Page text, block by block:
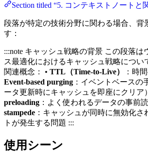
Section titled “5. コンテキストノートと
段落が特定の技術分野に関わる場合、背
す：
:::note キャッシュ戦略の背景 この段落は
ス最適化におけるキャッシュ戦略につい
関連概念： • TTL（Time-to-Live）
：時
Event-based purging ：イベントベースの
ータ更新時にキャッシュを即座にクリア
preloading ：よく使われるデータの事前
stampede ：キャッシュが同時に無効化さ
トが発生する問題 :::
使用シーン